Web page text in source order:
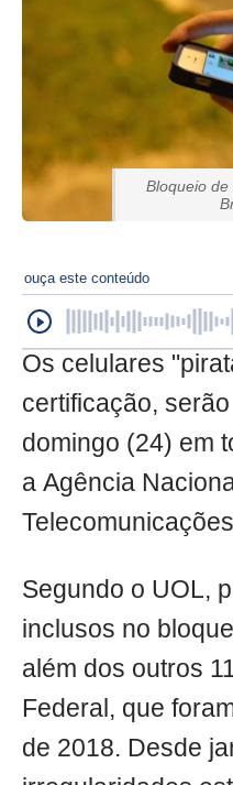
Bloqueio
ouça este conteúdo
Os celulares
certificação,
domingo (24) em
a Agência
Segundo o UOL,
inclusos no
além dos outros
Federal, que
de 2018. Desde